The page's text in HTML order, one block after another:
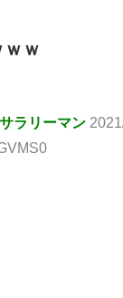
ｗ
ラリーマン